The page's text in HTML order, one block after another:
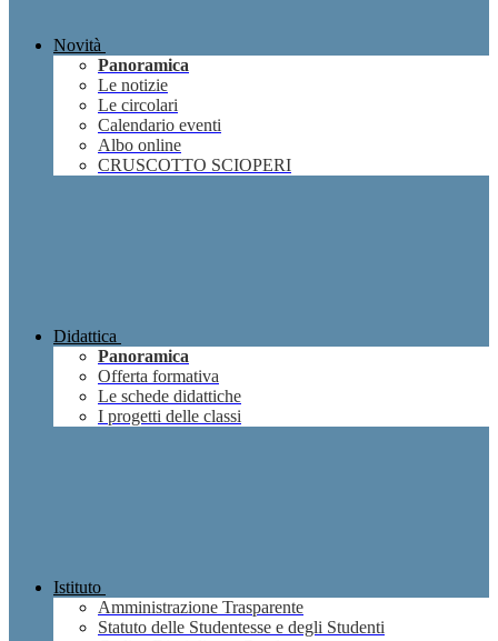
Novità
Panoramica
Le notizie
Le circolari
Calendario eventi
Albo online
CRUSCOTTO SCIOPERI
Didattica
Panoramica
Offerta formativa
Le schede didattiche
I progetti delle classi
Istituto
Amministrazione Trasparente
Statuto delle Studentesse e degli Studenti